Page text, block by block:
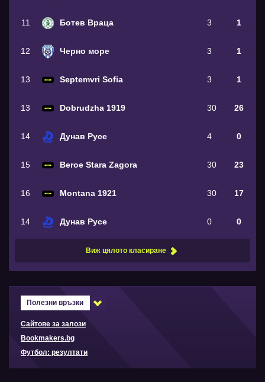
11 Ботев Враца 3 1
12 Черно море 3 1
13 Septemvri Sofia 3 1
13 Dobrudzha 1919 30 26
14 Дунав Русе 4 0
15 Beroe Stara Zagora 30 23
16 Montana 1921 30 17
14 Дунав Русе 0 0
Виж цялото класиране
Полезни връзки
Сайтове за залози
Bookmakers.bg
Футбол: резултати